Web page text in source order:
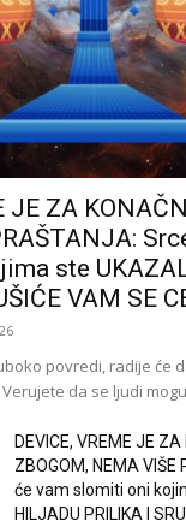
JE ZA
ste
VAM SE
povredi, radije će
da se ljudi
DEVICE, VREME JE ZA
ZBOGOM, NEMA
će vam slomiti oni
HILJADU PRILIKA I